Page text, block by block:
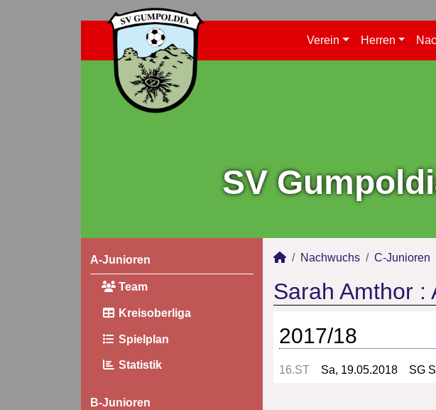
Verein Herren
SV
A-Junioren
Team
Kreisoberliga
Spielplan
Statistik
B-Junioren
Nachwuchs C-Junioren
Sarah Amthor :
2017/18
16.ST Sa, 19.05.2018 SG